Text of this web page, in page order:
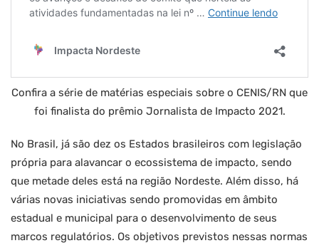
Confira a série de matérias especiais sobre o CENIS/RN que
foi finalista do prêmio Jornalista de Impacto 2021.
No Brasil, já são dez os Estados brasileiros com legislação
própria para alavancar o ecossistema de impacto, sendo
que metade deles está na região Nordeste. Além disso, há
várias novas iniciativas sendo promovidas em âmbito
estadual e municipal para o desenvolvimento de seus
marcos regulatórios. Os objetivos previstos nessas normas